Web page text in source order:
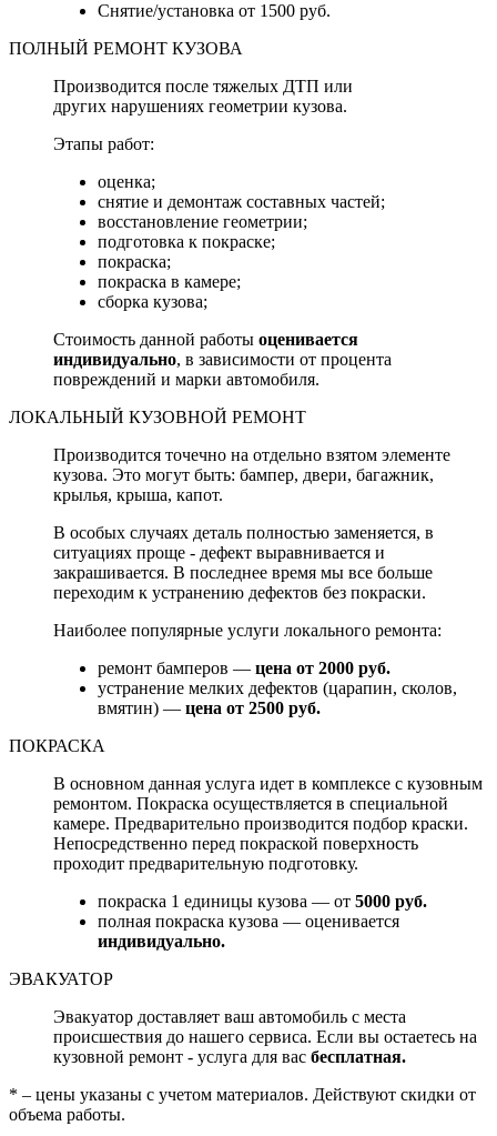
Снятие/установка от 1500 руб.
ПОЛНЫЙ РЕМОНТ КУЗОВА
Производится после тяжелых ДТП или
других нарушениях геометрии кузова.
Этапы работ:
оценка;
снятие и демонтаж составных частей;
восстановление геометрии;
подготовка к покраске;
покраска;
покраска в камере;
сборка кузова;
Стоимость данной работы оценивается
индивидуально, в зависимости от процента
повреждений и марки автомобиля.
ЛОКАЛЬНЫЙ КУЗОВНОЙ РЕМОНТ
Производится точечно на отдельно взятом элементе
кузова. Это могут быть: бампер, двери, багажник,
крылья, крыша, капот.
В особых случаях деталь полностью заменяется, в
ситуациях проще - дефект выравнивается и
закрашивается. В последнее время мы все больше
переходим к устранению дефектов без покраски.
Наиболее популярные услуги локального ремонта:
ремонт бамперов — цена от 2000 руб.
устранение мелких дефектов (царапин, сколов,
вмятин) — цена от 2500 руб.
ПОКРАСКА
В основном данная услуга идет в комплексе с кузовным
ремонтом. Покраска осуществляется в специальной
камере. Предварительно производится подбор краски.
Непосредственно перед покраской поверхность
проходит предварительную подготовку.
покраска 1 единицы кузова — от 5000 руб.
полная покраска кузова — оценивается
индивидуально.
ЭВАКУАТОР
Эвакуатор доставляет ваш автомобиль с места
происшествия до нашего сервиса. Если вы остаетесь на
кузовной ремонт - услуга для вас бесплатная.
* – цены указаны с учетом материалов. Действуют скидки от
объема работы.